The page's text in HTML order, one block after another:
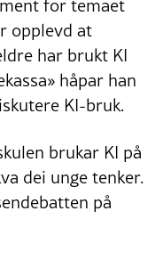
for temaet
opplevd at
har brukt KI
håpar han
KI-bruk.
brukar KI på
dei unge tenker.
på